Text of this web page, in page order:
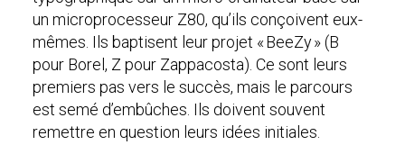
un microprocesseur Z80, qu’ils conçoivent eux-
mêmes. Ils baptisent leur projet « BeeZy » (B
pour Borel, Z pour Zappacosta). Ce sont leurs
premiers pas vers le succès, mais le parcours
est semé d’embûches. Ils doivent souvent
remettre en question leurs idées initiales.